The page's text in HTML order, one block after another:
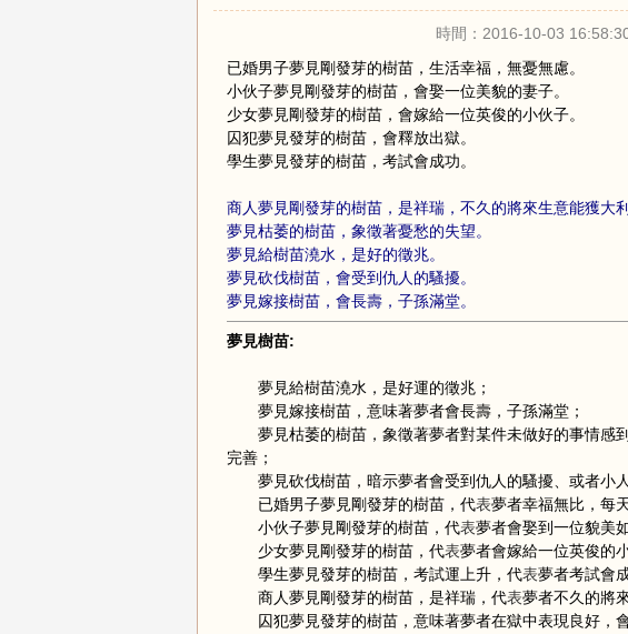
時間：2016-10-03
已婚男子夢見剛發芽的樹苗，生活幸福，無憂無慮。
小伙子夢見剛發芽的樹苗，會娶一位美貌的妻子。
少女夢見剛發芽的樹苗，會嫁給一位英俊的小伙子。
囚犯夢見發芽的樹苗，會釋放出獄。
學生夢見發芽的樹苗，考試會成功。
商人夢見剛發芽的樹苗，是祥瑞，不久的將來生意能獲大利
夢見枯萎的樹苗，象徵著憂愁的失望。
夢見給樹苗澆水，是好的徵兆。
夢見砍伐樹苗，會受到仇人的騷擾。
夢見嫁接樹苗，會長壽，子孫滿堂。
夢見樹苗:
夢見給樹苗澆水，是好運的徵兆；
夢見嫁接樹苗，意味著夢者會長壽，子孫滿堂；
夢見枯萎的樹苗，象徵著夢者對某件未做好的事情感
完善；
夢見砍伐樹苗，暗示夢者會受到仇人的騷擾、或者小人
已婚男子夢見剛發芽的樹苗，代表夢者幸福無比，每
小伙子夢見剛發芽的樹苗，代表夢者會娶到一位貌美
少女夢見剛發芽的樹苗，代表夢者會嫁給一位英俊的
學生夢見發芽的樹苗，考試運上升，代表夢者考試會
商人夢見剛發芽的樹苗，是祥瑞，代表夢者不久的將
囚犯夢見發芽的樹苗，意味著夢者在獄中表現良好，